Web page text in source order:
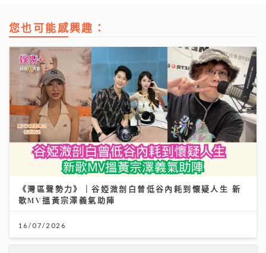
您也可能感興趣：
《灣區聲勢力》｜谷婭溦剖白曾低谷內耗到懷疑人生 新
歌MV搵黃宗澤義氣助陣
16/07/2026